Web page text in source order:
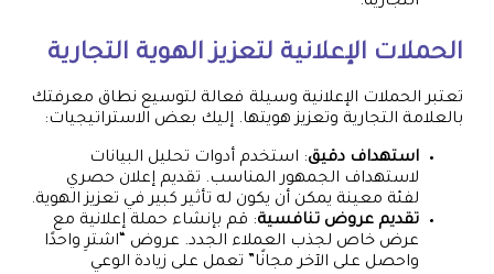
الحملات الإعلانية لتعزيز الهوية التجارية
تعتبر الحملات الإعلانية وسيلة فعالة لتوسيع نطاق معرفتك
بالعلامة التجارية وتعزيز هويتها. إليك بعض الاستراتيجيات:
استهداف دقيق: استخدم أدوات تحليل البيانات
لاستهداف الجمهور المناسب. تقديم إعلان حصري
لفئة معينة يمكن أن يكون له تأثير كبير في تعزيز الهوية.
تقديم عروض تنافسية: قم بإنشاء حملة إعلانية مع
عرض خاص لجذب العملاء الجدد. عروض “اشترِ واحدًا
واحصل على الآخر مجانًا” تعمل على زيادة الوعي